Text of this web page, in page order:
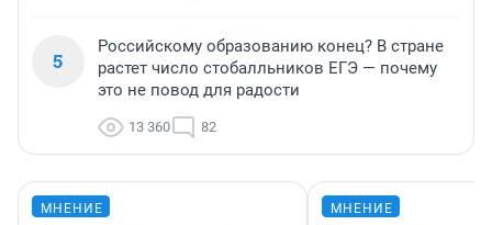
5
Российскому образованию конец? В стране
растет число стобалльников ЕГЭ — почему
это не повод для радости
13 360 82
МНЕНИЕ МНЕНИЕ